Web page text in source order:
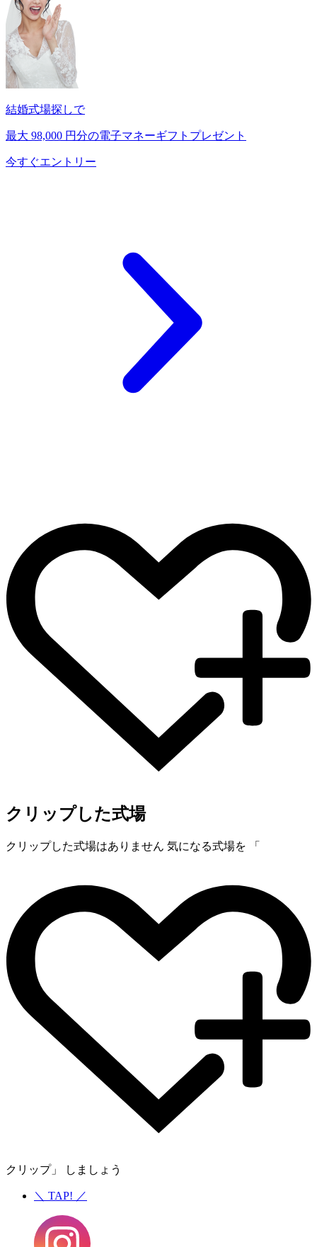
結婚式場探しで
最大 98,000 円分の電子マネーギフトプレゼント
今すぐエントリー
クリップした式場
クリップした式場はありません 気になる式場を 「
クリップ」 しましょう
＼ TAP! ／